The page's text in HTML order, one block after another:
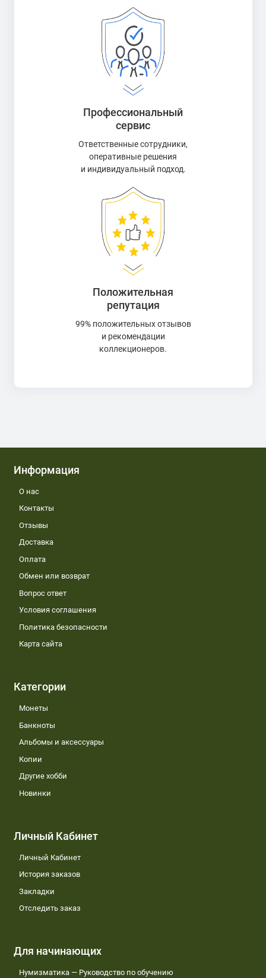
Профессиональный
сервис
Ответственные сотрудники,
оперативные решения
и индивидуальный подход.
Положительная
репутация
99% положительных отзывов
и рекомендации
коллекционеров.
Информация
О нас
Контакты
Отзывы
Доставка
Оплата
Обмен или возврат
Вопрос ответ
Условия соглашения
Политика безопасности
Карта сайта
Категории
Монеты
Банкноты
Альбомы и аксессуары
Копии
Другие хобби
Новинки
Личный Кабинет
Личный Кабинет
История заказов
Закладки
Отследить заказ
Для начинающих
Нумизматика — Руководство по обучению